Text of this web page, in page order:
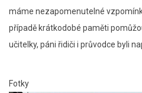
máme nezapomenutelné
případě krátkodobé paměti
učitelky, páni řidiči i průvodce byli
Fotky